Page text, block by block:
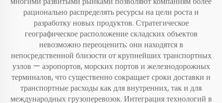
рационально распределять ресурсы на цели роста и
разработку новых продуктов. Стратегическое
географическое расположение складских объектов
невозможно переоценить: они находятся в
непосредственной близости от крупнейших транспортных
узлов — аэропортов, морских портов и железнодорожных
терминалов, что существенно сокращает сроки доставки и
транспортные расходы как для внутренних, так и для
международных грузоперевозок. Интеграция технологий в